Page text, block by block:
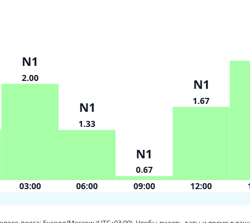
03:00
2.00
N1
06:00
1.33
N1
09:00
0.67
N1
12:00
1.67
N1